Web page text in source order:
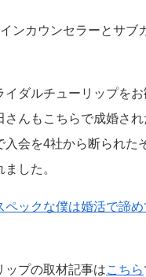
ンカウンセラーとサブ
イダルチューリップを
んもこちらで成婚され
会を4社から断られた
した。
ペックな僕は婚活で諦
ップの取材記事はこちら